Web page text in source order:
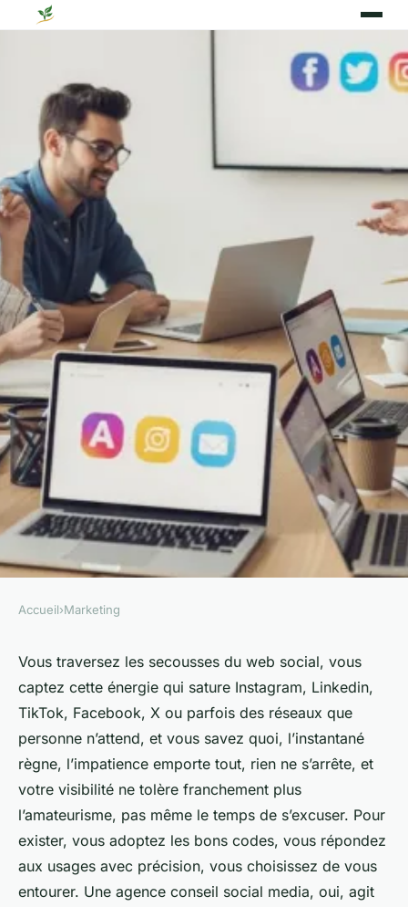
Agence conseil social media :
la solution pour dynamiser
votre présence en ligne
Rémy•09/04/2026 07:35•8 min de lecture
Accueil›Marketing
Vous traversez les secousses du web social, vous
captez cette énergie qui sature Instagram, Linkedin,
TikTok, Facebook, X ou parfois des réseaux que
personne n’attend, et vous savez quoi, l’instantané
règne, l’impatience emporte tout, rien ne s’arrête, et
votre visibilité ne tolère franchement plus
l’amateurisme, pas même le temps de s’excuser. Pour
exister, vous adoptez les bons codes, vous répondez
aux usages avec précision, vous choisissez de vous
entourer. Une agence conseil social media, oui, agit